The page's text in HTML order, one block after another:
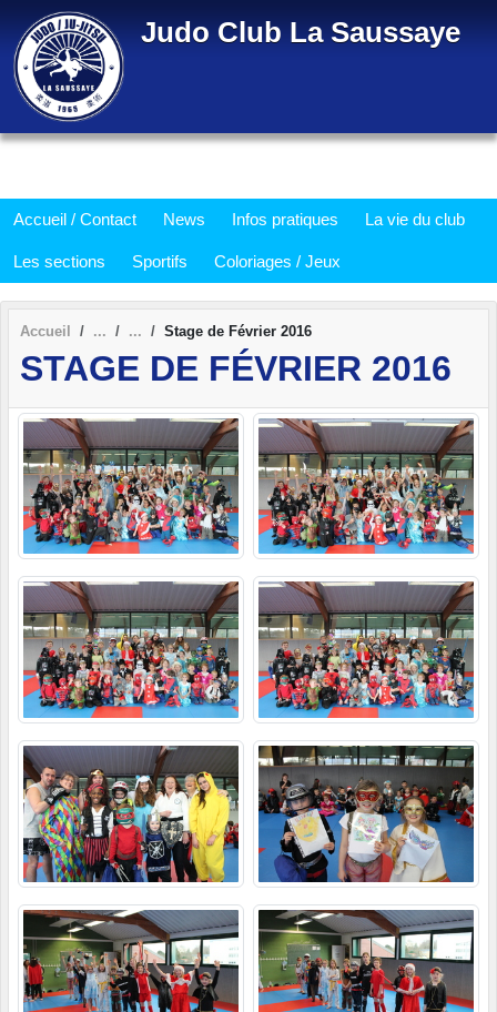
Judo Club La Saussaye
Accueil / Contact News Infos pratiques La vie du club
Les sections Sportifs Coloriages / Jeux
Accueil Stage de Février 2016
STAGE DE FÉVRIER 2016
Panneau de gestion des cookies